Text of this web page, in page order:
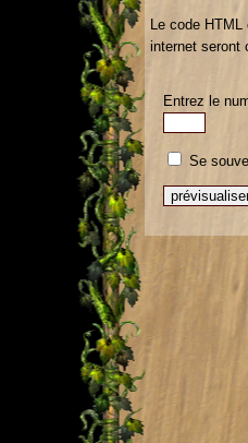
Le code
internet seront
Entrez le
Se